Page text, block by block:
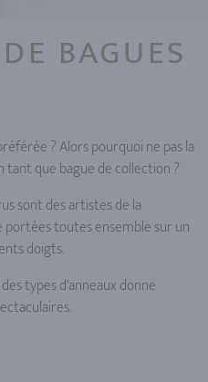
BAGUES
? Alors pourquoi ne pas la
que bague de collection ?
sont des artistes de la
toutes ensemble sur un
doigts.
types d'anneaux donne